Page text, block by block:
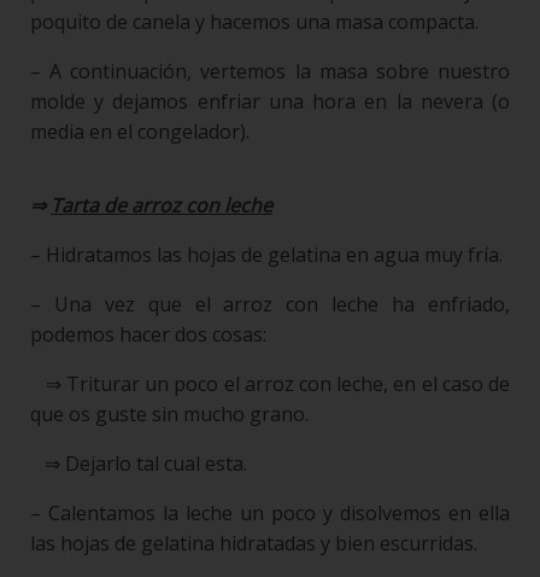
poquito de canela y hacemos una masa compacta.
– A continuación, vertemos la masa sobre nuestro
molde y dejamos enfriar una hora en la nevera (o
media en el congelador).
⇒ Tarta de arroz con leche
– Hidratamos las hojas de gelatina en agua muy fría.
– Una vez que el arroz con leche ha enfriado,
podemos hacer dos cosas:
⇒ Triturar un poco el arroz con leche, en el caso de
que os guste sin mucho grano.
⇒ Dejarlo tal cual esta.
– Calentamos la leche un poco y disolvemos en ella
las hojas de gelatina hidratadas y bien escurridas.